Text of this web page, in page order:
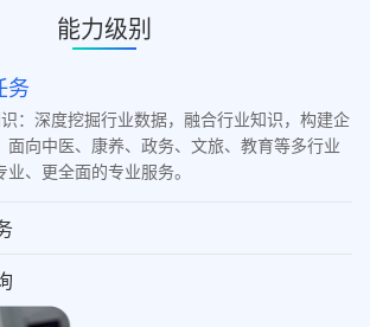
能力级别
务
：深度挖掘行业数据，融合行业知识，构建企
面向中医、康养、政务、文旅、教育等多行业
、更全面的专业服务。